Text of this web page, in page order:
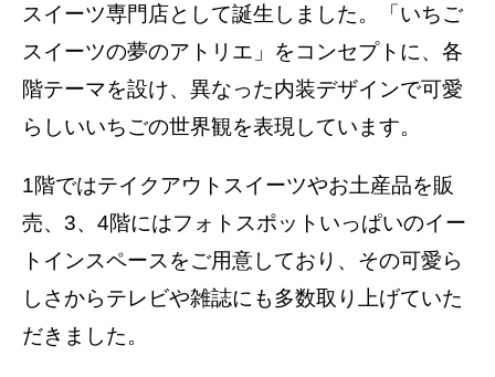
スイーツ専門店として誕生しました。「いちご
スイーツの夢のアトリエ」をコンセプトに、各
階テーマを設け、異なった内装デザインで可愛
らしいいちごの世界観を表現しています。
1階ではテイクアウトスイーツやお土産品を販
売、3、4階にはフォトスポットいっぱいのイー
トインスペースをご用意しており、その可愛ら
しさからテレビや雑誌にも多数取り上げていた
だきました。